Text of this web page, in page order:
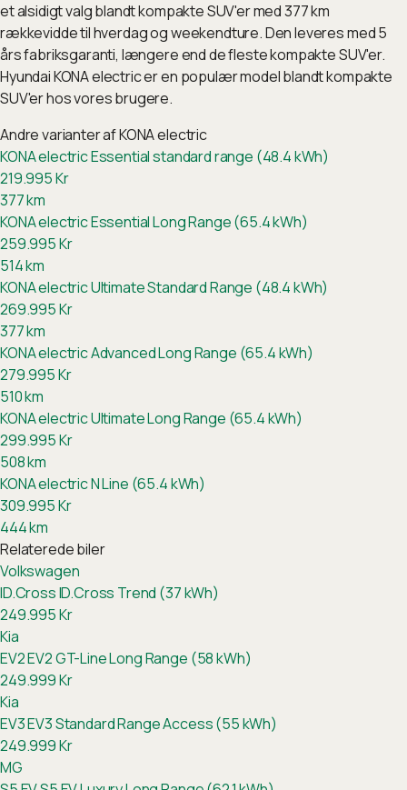
et alsidigt valg blandt kompakte SUV'er med 377 km
rækkevidde til hverdag og weekendture. Den leveres med 5
års fabriksgaranti, længere end de fleste kompakte SUV'er.
Hyundai KONA electric er en populær model blandt kompakte
SUV'er hos vores brugere.
Andre varianter afKONA electric
KONA electric Essential standard range (48.4 kWh)
219.995Kr
377km
KONA electric Essential Long Range (65.4 kWh)
259.995Kr
514km
KONA electric Ultimate Standard Range (48.4 kWh)
269.995Kr
377km
KONA electric Advanced Long Range (65.4 kWh)
279.995Kr
510km
KONA electric Ultimate Long Range (65.4 kWh)
299.995Kr
508km
KONA electric N Line (65.4 kWh)
309.995Kr
444km
Relaterede biler
Volkswagen
ID.CrossID.Cross Trend (37 kWh)
249.995Kr
Kia
EV2EV2 GT-Line Long Range (58 kWh)
249.999Kr
Kia
EV3EV3 Standard Range Access (55 kWh)
249.999Kr
MG